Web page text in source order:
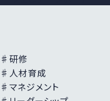
♯研修
♯人材育成
♯マネジメント